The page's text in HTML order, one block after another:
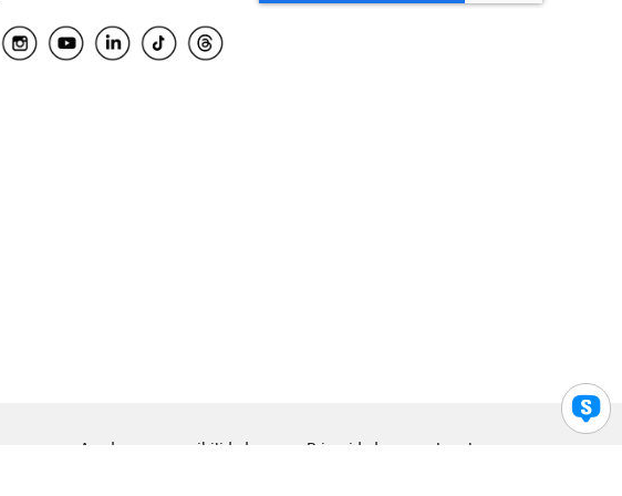
Ayuda para accesibilidad Privacidad Legal